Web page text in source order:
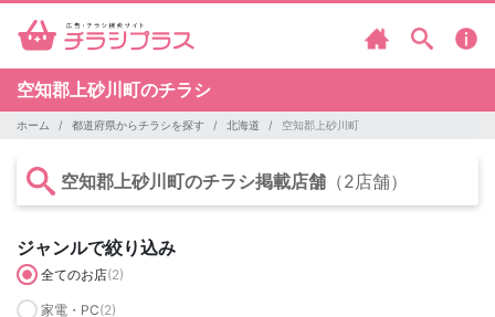
空知郡上砂川町のチラシ
ホーム 都道府県からチラシを探す 北海道 空知郡上砂川町
空知郡上砂川町のチラシ掲載店舗 （2店舗）
ジャンルで絞り込み
全てのお店(2)
家電・PC(2)